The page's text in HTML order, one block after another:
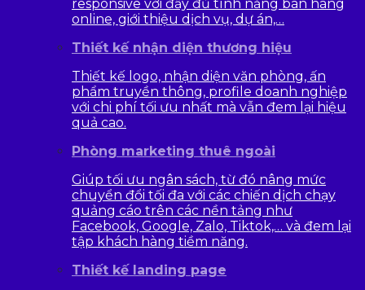
responsive với đầy đủ tính năng bán hàng
online, giới thiệu dịch vụ, dự án,…
Thiết kế nhận diện thương hiệu
Thiết kế logo, nhận diện văn phòng, ấn
phẩm truyền thông, profile doanh nghiệp
với chi phí tối ưu nhất mà vẫn đem lại hiệu
quả cao.
Phòng marketing thuê ngoài
Giúp tối ưu ngân sách, từ đó nâng mức
chuyển đổi tối đa với các chiến dịch chạy
quảng cáo trên các nền tảng như
Facebook, Google, Zalo, Tiktok,… và đem lại
tập khách hàng tiềm năng.
Thiết kế landing page